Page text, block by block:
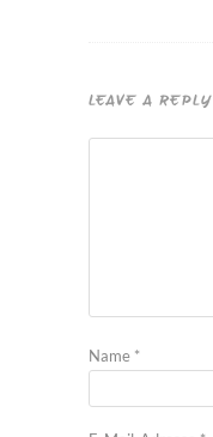
LEAVE A REPLY
Name *